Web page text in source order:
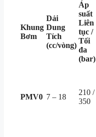
Khung
Bơm
Dải
Dung
Tích
(cc/vòng)
Áp
suất
Liên
tục /
Tối
đa
(bar)
PMV0 7 – 18
210 /
350